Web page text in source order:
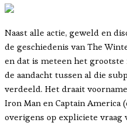
Naast alle actie, geweld en
de geschiedenis van The
en dat is meteen het
de aandacht tussen al die
verdeeld. Het draait
Iron Man en Captain America
overigens op expliciete vraag